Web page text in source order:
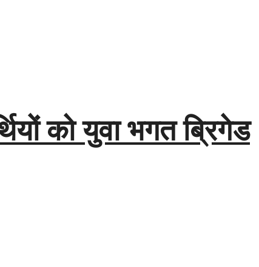
को युवा भगत ब्रिगेड